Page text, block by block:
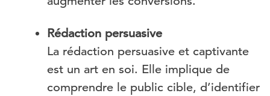
Rédaction persuasive
La rédaction persuasive et captivante
est un art en soi. Elle implique de
comprendre le public cible, d’identifier